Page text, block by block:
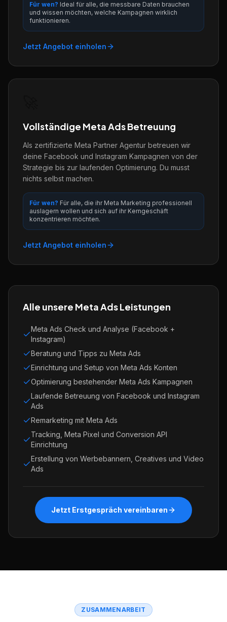
Für wen? Ideal für alle, die messbare Daten brauchen
und wissen möchten, welche Kampagnen wirklich
funktionieren.
Jetzt Angebot einholen
Vollständige Meta Ads Betreuung
Als zertifizierte Meta Partner Agentur betreuen wir
deine Facebook und Instagram Kampagnen von der
Strategie bis zur laufenden Optimierung. Du musst
nichts selbst machen.
Für wen? Für alle, die ihr Meta Marketing professionell
auslagern wollen und sich auf ihr Kerngeschäft
konzentrieren möchten.
Jetzt Angebot einholen
Alle unsere Meta Ads Leistungen
Meta Ads Check und Analyse (Facebook +
Instagram)
Beratung und Tipps zu Meta Ads
Einrichtung und Setup von Meta Ads Konten
Optimierung bestehender Meta Ads Kampagnen
Laufende Betreuung von Facebook und Instagram
Ads
Remarketing mit Meta Ads
Tracking, Meta Pixel und Conversion API
Einrichtung
Erstellung von Werbebannern, Creatives und Video
Ads
Jetzt Erstgespräch vereinbaren
ZUSAMMENARBEIT